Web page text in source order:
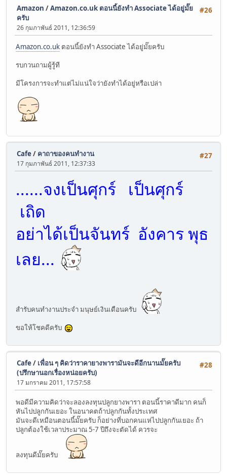
#26
Amazon /Amazon.co.uk ตอนนี้ยังทำ Associate ได้อยู่มั๊ย
ครับ
26 กุมภาพันธ์ 2011, 12:36:59
Amazon.co.uk ตอนนี้ยังทำ Associate ได้อยู่มั๊ยครับ
รบกวนถามผู้รู้ที
มีโครงการจะทำแต่ไม่แน่ใจว่ายังทำได้อยู่หรือเปล่า
#27
Cafe/ คาถาของคนทำงาน
17 กุมภาพันธ์ 2011, 12:37:33
......จงเป็นศุกร์ เป็นศุกร์
เถิด
อย่าได้เป็นจันทร์ อังคาร พุธ
เลย...
สำรับคนทำงานประจำ มนุษย์เงินเดือนครับ
ขอให้โชคดีครับ
#28
Cafe/ เพื่อน ๆ คิดว่าราคายางพารามันจะดีอีกนานมั๊ยครับ
(ปรึกษานอกเรื่องหน่อยครับ)
17 มกราคม 2011, 17:57:58
พอดีมีความคิดว่าจะลองลงทุนปลูกยางพารา ตอนนี้ราคาดีมาก คนก็
หันไปปลูกกันเยอะ ในอนาคตถ้าปลูกกันทั้งประเทศ
มันจะดีเหมือนตอนนี้มั๊ยครับ ก็อย่างที่บอกคนแห่ไปปลูกกันเยอะ ถ้า
ปลูกต้องใช้เวลาประมาณ 5-7 ปีถึงจะตัดได้ ควรจะ
ลงทุนดีมั๊ยครับ